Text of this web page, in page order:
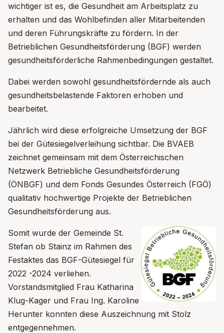
wichtiger ist es, die Gesundheit am Arbeitsplatz zu
erhalten und das Wohlbefinden aller Mitarbeitenden
und deren Führungskräfte zu fördern. In der
Betrieblichen Gesundheitsförderung (BGF) werden
gesundheitsförderliche Rahmenbedingungen gestaltet.
Dabei werden sowohl gesundheitsfördernde als auch
gesundheitsbelastende Faktoren erhoben und
bearbeitet.
Jährlich wird diese erfolgreiche Umsetzung der BGF
bei der Gütesiegelverleihung sichtbar. Die BVAEB
zeichnet gemeinsam mit dem Österreichischen
Netzwerk Betriebliche Gesundheitsförderung
(ÖNBGF) und dem Fonds Gesundes Österreich (FGÖ)
qualitativ hochwertige Projekte der Betrieblichen
Gesundheitsförderung aus.
Somit wurde der Gemeinde St.
Stefan ob Stainz im Rahmen des
Festaktes das BGF-Gütesiegel für
2022 -2024 verliehen.
Vorstandsmitglied Frau Katharina
Klug-Kager und Frau Ing. Karoline
Herunter konnten diese Auszeichnung mit Stolz
entgegennehmen.